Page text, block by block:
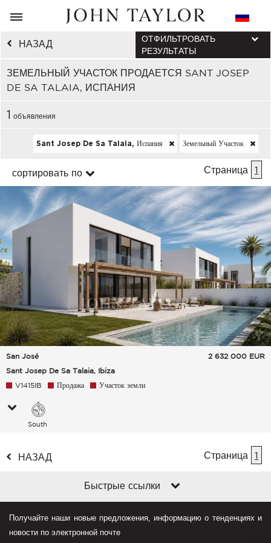
НАЗАД
ЗЕМЕЛЬНЫЙ УЧАСТОК ПРОДАЕТСЯ SANT JOSEP
DE SA TALAIA, ИСПАНИЯ
ОТФИЛЬТРОВАТЬ
РЕЗУЛЬТАТЫ
1 объявления
Sant Josep De Sa Talaia, Испания Земельный Участок
сортировать по Страница 1
San José
Sant Josep De Sa Talaia, Ibiza
2 632 000 EUR
V1415IB Продажа Участок земли
South
НАЗАД Страница 1
Быстрые ссылки
Получайте наши новые предложения, информацию о тенденциях и
новости по электронной почте